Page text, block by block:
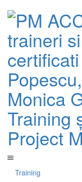
Training
Project
Training